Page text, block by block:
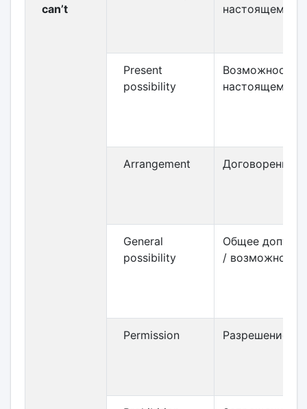
can’t
настоящем
Present
possibility
Возможность в
настоящем
Arrangement
General
possibility
Общее
/ возможность
Permission Разрешение